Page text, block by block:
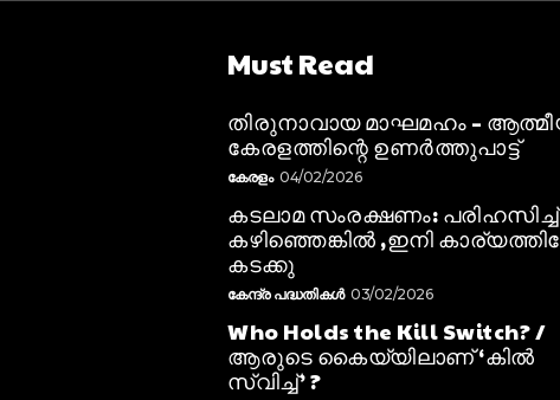
Must Read
തിരുനാവായ മാഘമഹം –
കേരളത്തിന്റെ ഉണർത്തുപാട്ട്
കേരളം 04/02/2026
കടലാമ സംരക്ഷണം: പരിഹസിച്ച്
കഴിഞ്ഞെങ്കിൽ ,ഇനി
കടക്കു
കേന്ദ്ര പദ്ധതികൾ 03/02/2026
Who Holds the Kill Switch? /
ആരുടെ കൈയ്യിലാണ് ‘കിൽ
സ്വിച്ച്’ ?